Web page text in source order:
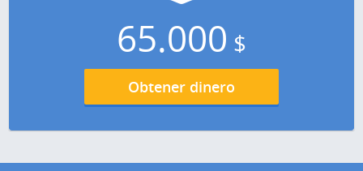
65.000 $
Obtener dinero